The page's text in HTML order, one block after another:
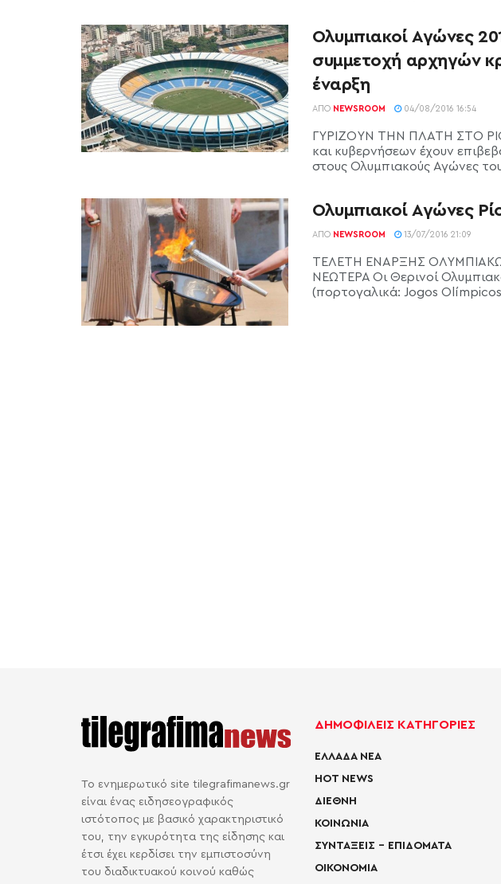
Ολυμπιακοί Αγώνες
συμμετοχή αρχηγών
έναρξη
ΑΠΌ NEWSROOM 04/08/2016 16:54
ΓΥΡΙΖΟΥΝ ΤΗΝ ΠΛΑΤΗ ΣΤΟ
και κυβερνήσεων έχουν
στους Ολυμπιακούς Αγώνες
Ολυμπιακοί Αγώνες
ΑΠΌ NEWSROOM 13/07/2016 21:09
ΤΕΛΕΤΗ ΕΝΑΡΞΗΣ
ΝΕΩΤΕΡΑ Οι Θερινοί
(πορτογαλικά: Jogos
Το ενημερωτικό site tilegrafimanews.gr
είναι ένας ειδησεογραφικός
ιστότοπος με βασικό χαρακτηριστικό
του, την εγκυρότητα της είδησης και
έτσι έχει κερδίσει την εμπιστοσύνη
του διαδικτυακού κοινού καθώς
ΔΗΜΟΦΙΛΕΙΣ ΚΑΤΗΓΟΡΙΕΣ
ΕΛΛΑΔΑ ΝΕΑ
HOT NEWS
ΔΙΕΘΝΗ
ΚΟΙΝΩΝΙΑ
ΣΥΝΤΑΞΕΙΣ – ΕΠΙΔΟΜΑΤΑ
ΟΙΚΟΝΟΜΙΑ